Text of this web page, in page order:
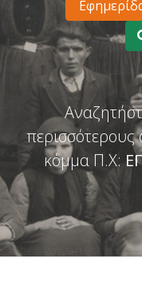
κόμμα Π.Χ: